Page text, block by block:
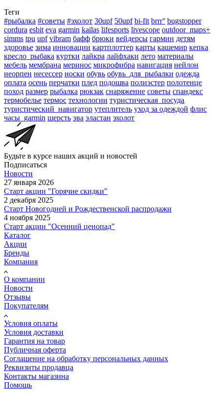
Теги
#рыбалка #советы #эхолот 30upf 50upf bi-fit brrr° bugstopper
cordura esbit eva garmin kailas lifesports livescope outdoor_maps+
simms tpu upf vibram бафф брюки вейдерсы гармин детям
здоровье зима инновации картплоттер карты кашемир кепка
кресло_рыбака куртки лайкра лайфхаки лето материалы
мебель мембрана меринос микрофибра навигация нейлон
неорпен несессер носки обувь обувь_для_рыбалки одежда
оплата осень перчатки плед подошва полиэстер полотенце
поход размер рыбалка рюкзак снаряжение советы спандекс
термобелье термос технологии туристическая_посуда
туристический_навигатор утеплитель уход за одеждой флис
часы_garmin шерсть эва эластан эхолот
Будьте в курсе наших акций и новостей
Подписаться
Новости
27 января 2026
Старт акции "Горячие скидки"
2 декабря 2025
Старт Новогодней и Рождественской распродажи
4 ноября 2025
Старт акции "Осенний ценопад"
Каталог
Акции
Бренды
Компания
О компании
Новости
Отзывы
Покупателям
Условия оплаты
Условия доставки
Гарантия на товар
Публичная оферта
Соглашение на обработку персональных данных
Реквизиты продавца
Контакты магазина
Помощь